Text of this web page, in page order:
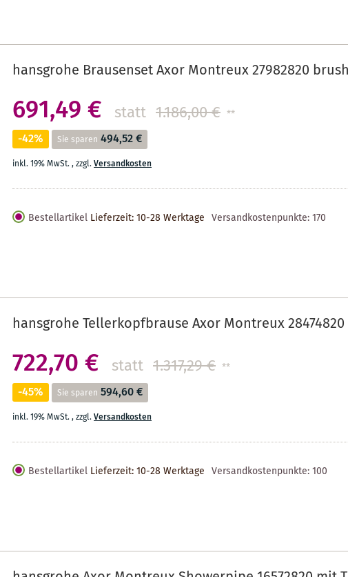
hansgrohe Brausenset Axor Montreux 27982820
691,49 € statt 1.186,00 € **
-42% Sie sparen 494,52 €
inkl. 19% MwSt.,zzgl.Versandkosten
Bestellartikel Lieferzeit: 10-28 Werktage Versandkostenpunkte:170
hansgrohe Tellerkopfbrause Axor Montreux
722,70 € statt 1.317,29 € **
-45% Sie sparen 594,60 €
inkl. 19% MwSt.,zzgl.Versandkosten
Bestellartikel Lieferzeit: 10-28 Werktage Versandkostenpunkte:100